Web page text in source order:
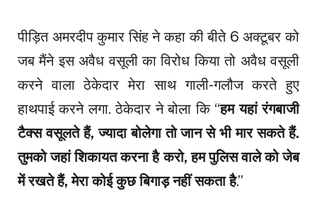
पीड़ित अमरदीप कुमार सिंह ने कहा की बीते 6 अक्टूबर को
जब मैंने इस अवैध वसूली का विरोध किया तो अवैध वसूली
करने वाला ठेकेदार मेरा साथ गाली-गलौज करते हुए
हाथपाई करने लगा. ठेकेदार ने बोला कि “हम यहां रंगबाजी
टैक्स वसूलते हैं, ज्यादा बोलेगा तो जान से भी मार सकते हैं.
तुमको जहां शिकायत करना है करो, हम पुलिस वाले को जेब
में रखते हैं, मेरा कोई कुछ बिगाड़ नहीं सकता है.”